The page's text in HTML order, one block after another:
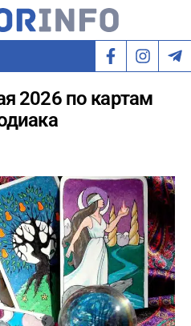
2026 по картам